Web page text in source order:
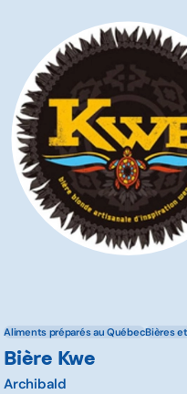
Aliments préparés au QuébecBières
Bière Kwe
Archibald